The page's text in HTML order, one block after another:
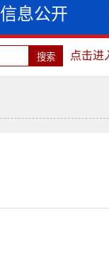
信息公开
点击进